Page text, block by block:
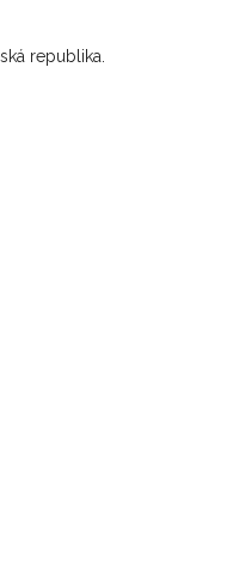
republika.